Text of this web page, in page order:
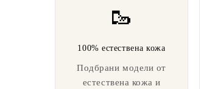
🥾
100% естествена кожа
Подбрани модели от
естествена кожа и